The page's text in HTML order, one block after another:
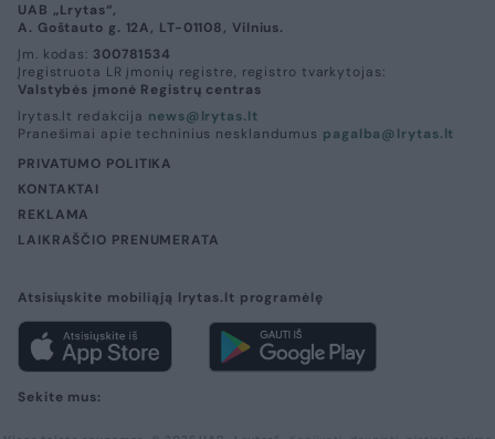
UAB „Lrytas“,
A. Goštauto g. 12A, LT-01108, Vilnius.
Įm. kodas: 300781534
Įregistruota LR įmonių registre, registro tvarkytojas:
Valstybės įmonė Registrų centras
lrytas.lt redakcija news@lrytas.lt
Pranešimai apie techninius nesklandumus pagalba@lrytas.lt
PRIVATUMO POLITIKA
KONTAKTAI
REKLAMA
LAIKRAŠČIO PRENUMERATA
Atsisiųskite mobiliąją lrytas.lt programėlę
Sekite mus: